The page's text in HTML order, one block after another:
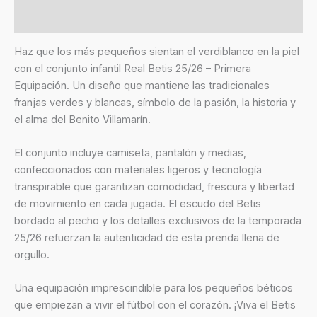
Haz que los más pequeños sientan el verdiblanco en la piel
con el conjunto infantil Real Betis 25/26 – Primera
Equipación. Un diseño que mantiene las tradicionales
franjas verdes y blancas, símbolo de la pasión, la historia y
el alma del Benito Villamarín.
El conjunto incluye camiseta, pantalón y medias,
confeccionados con materiales ligeros y tecnología
transpirable que garantizan comodidad, frescura y libertad
de movimiento en cada jugada. El escudo del Betis
bordado al pecho y los detalles exclusivos de la temporada
25/26 refuerzan la autenticidad de esta prenda llena de
orgullo.
Una equipación imprescindible para los pequeños béticos
que empiezan a vivir el fútbol con el corazón. ¡Viva el Betis